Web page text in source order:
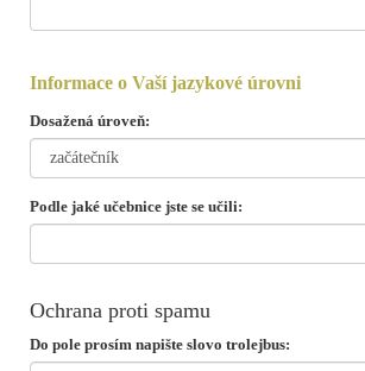
Informace o Vaší jazykové úrovni
Dosažená úroveň:
Podle jaké učebnice jste se učili:
Ochrana proti spamu
Do pole prosím napište slovo trolejbus: